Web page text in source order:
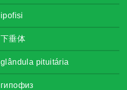
ipofisi
下垂体
glândula pituitária
гипофиз